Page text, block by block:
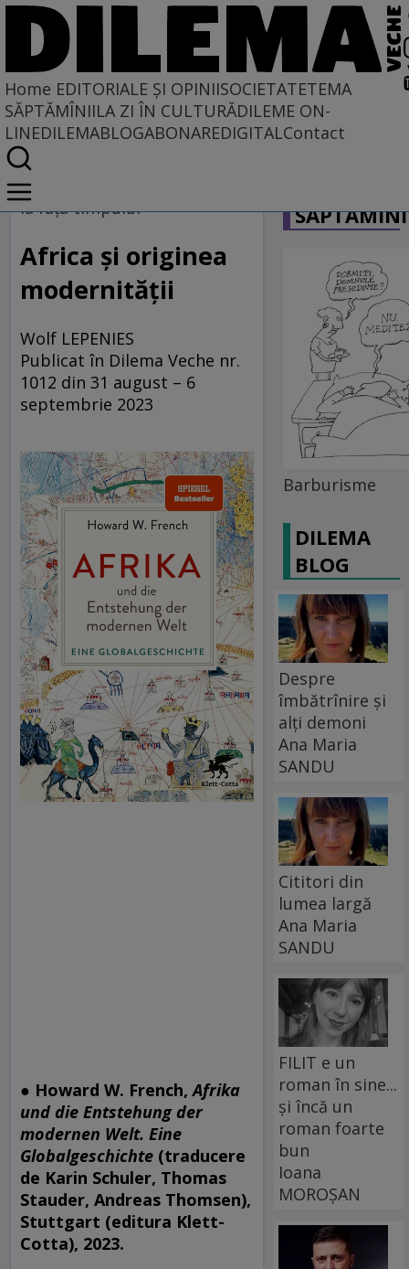
Home EDITORIALE ȘI OPINIISOCIETATETEMA
SĂPTĂMÎNIILA ZI ÎN CULTURĂDILEME ON-
LINEDILEMABLOGABONAREDIGITALContact
Home
EDITORIALE ȘI OPINII
PE CE LUME TRĂIM
la fața timpului
Africa și originea
modernității
Wolf LEPENIES
Publicat în Dilema Veche nr.
1012 din 31 august – 6
septembrie 2023
● Howard W. French,Afrika
und die Entstehung der
modernen Welt. Eine
Globalgeschichte (traducere
de Karin Schuler, Thomas
Stauder, Andreas Thomsen),
Stuttgart (editura Klett-
Cotta), 2023.
Barburisme
DILEMA
BLOG
Despre
îmbătrînire și
alți demoni
Ana Maria
SANDU
Cititori din
lumea largă
Ana Maria
SANDU
FILIT e un
roman în sine...
și încă un
roman foarte
bun
Ioana
MOROȘAN